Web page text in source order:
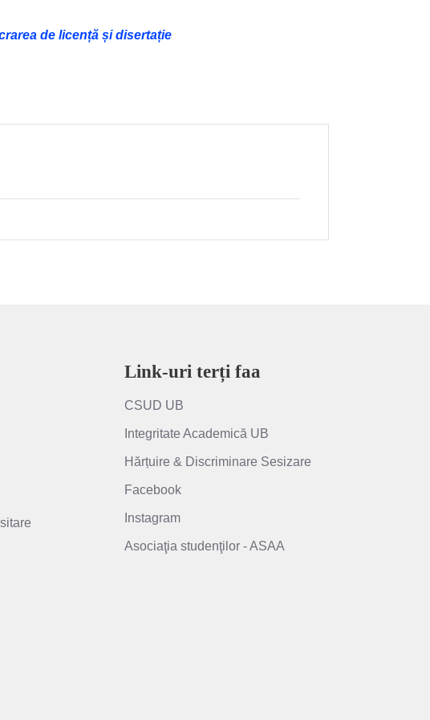
de licență și disertație
Link-uri terți faa
CSUD UB
Integritate Academică UB
Hărțuire & Discriminare Sesizare
Facebook
Instagram
Asociaţia studenţilor - ASAA